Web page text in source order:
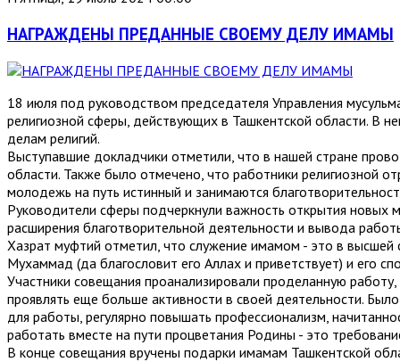
НАГРАЖДЕНЫ ПРЕДАННЫЕ СВОЕМУ ДЕЛУ ИМАМЫ
18 июля под руководством председателя Управления
религиозной сферы, действующих в Ташкентской области. В
делам религий.
Выступавшие докладчики отметили, что в нашей стране
области. Также было отмечено, что работники религиозной
молодежь на путь истинный и занимаются
Руководители сферы подчеркнули важность открытия новых
расширения благотворительной деятельности и вывода
Хазрат муфтий отметил, что служение имамом - это в высшей
Мухаммад (да благословит его Аллах и приветствует) и его
Участники совещания проанализировали проделанную
проявлять еще больше активности в своей деятельности.
для работы, регулярно повышать профессионализм,
работать вместе на пути процветания Родины - это
В конце совещания вручены подарки имамам Ташкентской